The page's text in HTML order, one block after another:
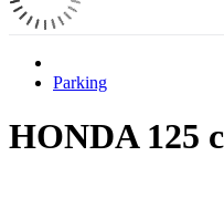
Parking
HONDA 125